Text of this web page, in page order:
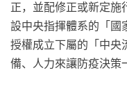
正，並配修正或新定
設中央指揮體系的「國
授權成立下屬的「中央
備、人力來讓防疫決策